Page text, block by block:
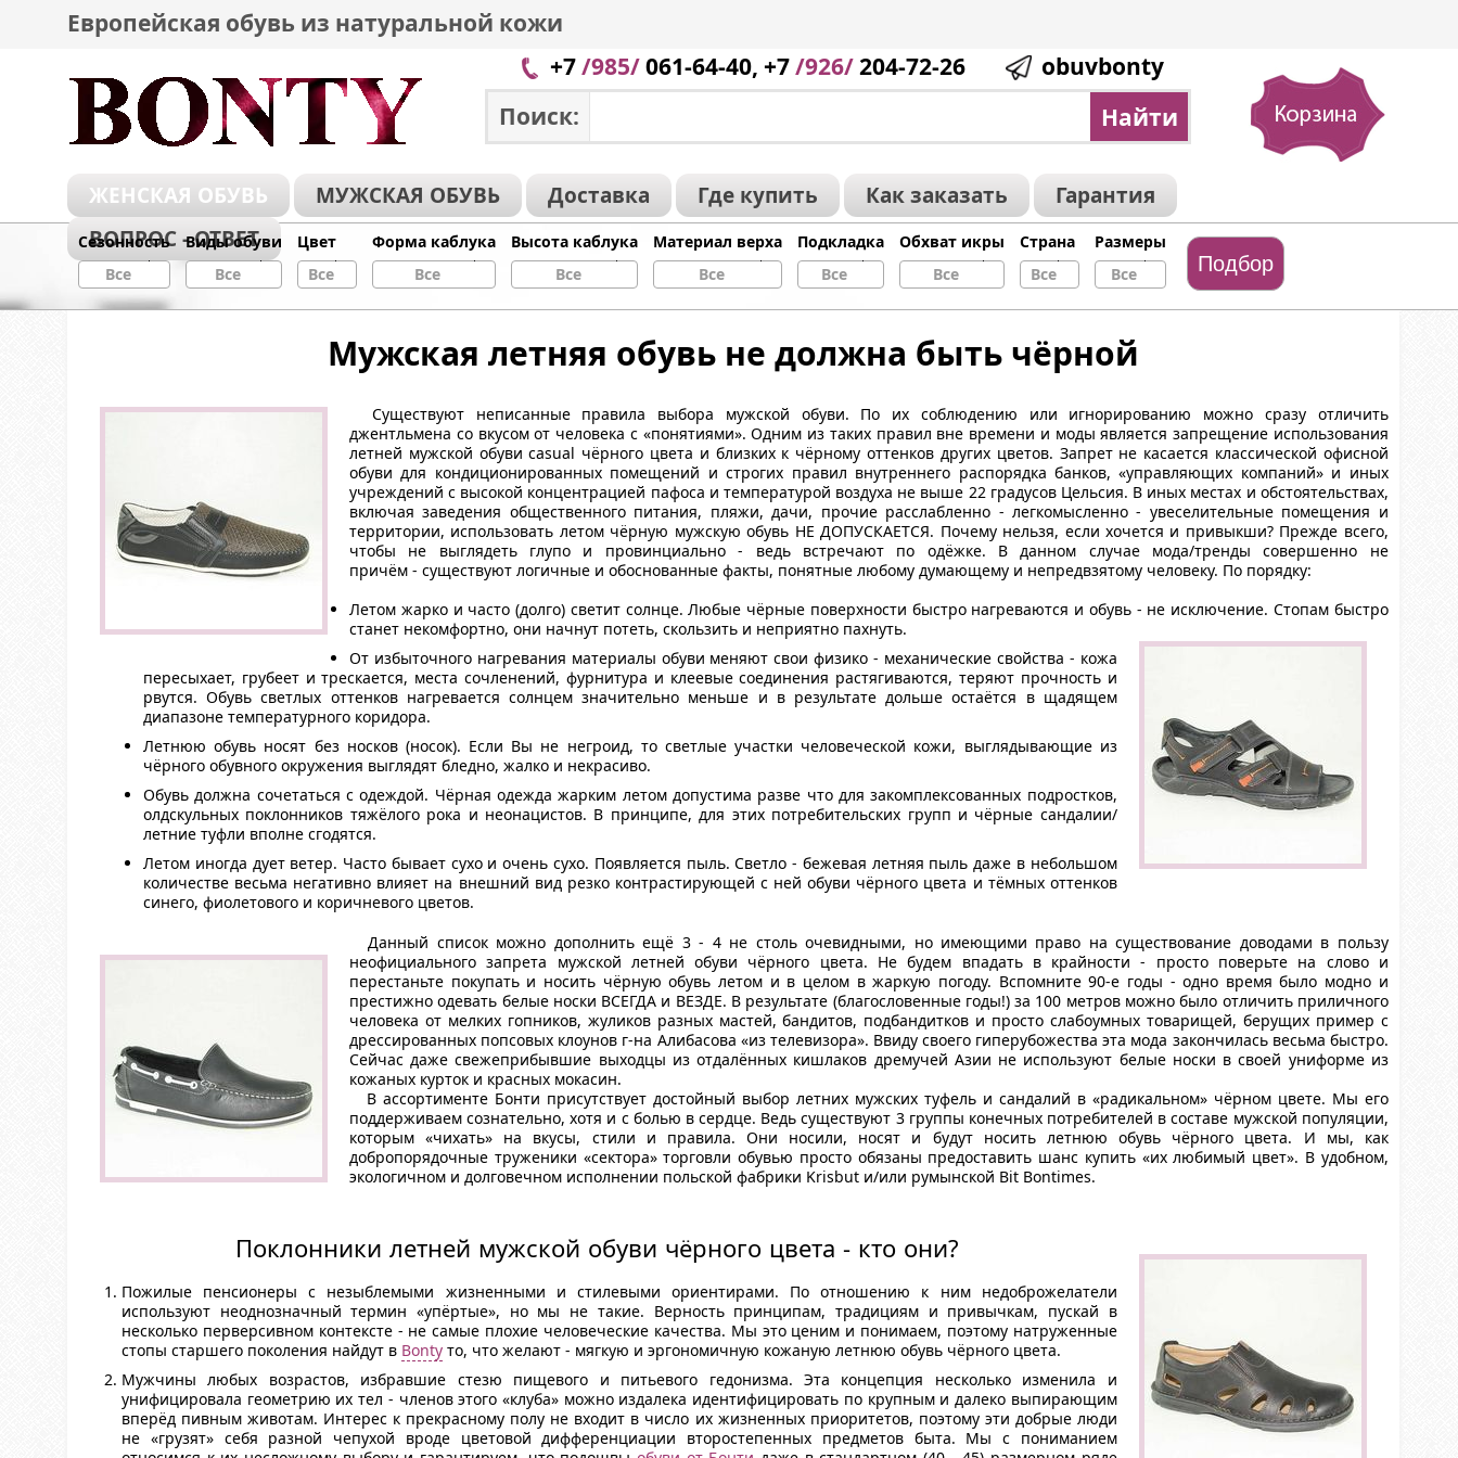
Европейская обувь из натуральной кожи
+7/985/061-64-40, +7/926/204-72-26
obuvbonty
Поиск:
ЖЕНСКАЯ ОБУВЬ МУЖСКАЯ ОБУВЬ Доставка Где купить Как заказать
Гарантия
ВОПРОС - ОТВЕТ
Сезонность
Все
Виды обуви
Все
Цвет
Все
Форма каблука
Все
Высота каблука
Все
Материал верха
Все
Подкладка
Все
Обхват икры
Все
Страна
Все
Размеры
Все
Мужская летняя обувь не должна быть чёрной
Существуют неписанные правила выбора мужской обуви. По их соблюдению или игнорированию можно сразу отличить
джентльмена со вкусом от человека с «понятиями». Одним из таких правил вне времени и моды является запрещение использования
летней мужской обуви casual чёрного цвета и близких к чёрному оттенков других цветов. Запрет не касается классической офисной
обуви для кондиционированных помещений и строгих правил внутреннего распорядка банков, «управляющих компаний» и иных
учреждений с высокой концентрацией пафоса и температурой воздуха не выше 22 градусов Цельсия. В иных местах и обстоятельствах,
включая заведения общественного питания, пляжи, дачи, прочие расслабленно - легкомысленно - увеселительные помещения и
территории, использовать летом чёрную мужскую обувь НЕ ДОПУСКАЕТСЯ. Почему нельзя, если хочется и привыкши? Прежде всего,
чтобы не выглядеть глупо и провинциально - ведь встречают по одёжке. В данном случае мода/тренды совершенно не
причём - существуют логичные и обоснованные факты, понятные любому думающему и непредвзятому человеку. По порядку:
Летом жарко и часто (долго) светит солнце. Любые чёрные поверхности быстро нагреваются и обувь - не исключение. Стопам быстро
станет некомфортно, они начнут потеть, скользить и неприятно пахнуть.
От избыточного нагревания материалы обуви меняют свои физико - механические свойства - кожа
пересыхает, грубеет и трескается, места сочленений, фурнитура и клеевые соединения растягиваются, теряют прочность и
рвутся. Обувь светлых оттенков нагревается солнцем значительно меньше и в результате дольше остаётся в щадящем
диапазоне температурного коридора.
Летнюю обувь носят без носков (носок). Если Вы не негроид, то светлые участки человеческой кожи, выглядывающие из
чёрного обувного окружения выглядят бледно, жалко и некрасиво.
Обувь должна сочетаться с одеждой. Чёрная одежда жарким летом допустима разве что для закомплексованных подростков,
олдскульных поклонников тяжёлого рока и неонацистов. В принципе, для этих потребительских групп и чёрные сандалии/
летние туфли вполне сгодятся.
Летом иногда дует ветер. Часто бывает сухо и очень сухо. Появляется пыль. Светло - бежевая летняя пыль даже в небольшом
количестве весьма негативно влияет на внешний вид резко контрастирующей с ней обуви чёрного цвета и тёмных оттенков
синего, фиолетового и коричневого цветов.
Данный список можно дополнить ещё 3 - 4 не столь очевидными, но имеющими право на существование доводами в пользу
неофициального запрета мужской летней обуви чёрного цвета. Не будем впадать в крайности - просто поверьте на слово и
перестаньте покупать и носить чёрную обувь летом и в целом в жаркую погоду. Вспомните 90-е годы - одно время было модно и
престижно одевать белые носки ВСЕГДА и ВЕЗДЕ. В результате (благословенные годы!) за 100 метров можно было отличить приличного
человека от мелких гопников, жуликов разных мастей, бандитов, подбандитков и просто слабоумных товарищей, берущих пример с
дрессированных попсовых клоунов г-на Алибасова «из телевизора». Ввиду своего гиперубожества эта мода закончилась весьма быстро.
Сейчас даже свежеприбывшие выходцы из отдалённых кишлаков дремучей Азии не используют белые носки в своей униформе из
кожаных курток и красных мокасин.
В ассортименте Бонти присутствует достойный выбор летних мужских туфель и сандалий в «радикальном» чёрном цвете. Мы его
поддерживаем сознательно, хотя и с болью в сердце. Ведь существуют 3 группы конечных потребителей в составе мужской популяции,
которым «чихать» на вкусы, стили и правила. Они носили, носят и будут носить летнюю обувь чёрного цвета. И мы, как
добропорядочные труженики «сектора» торговли обувью просто обязаны предоставить шанс купить «их любимый цвет». В удобном,
экологичном и долговечном исполнении польской фабрики Krisbut и/или румынской Bit Bontimes.
Поклонники летней мужской обуви чёрного цвета - кто они?
Пожилые пенсионеры с незыблемыми жизненными и стилевыми ориентирами. По отношению к ним недоброжелатели
используют неоднозначный термин «упёртые», но мы не такие. Верность принципам, традициям и привычкам, пускай в
несколько перверсивном контексте - не самые плохие человеческие качества. Мы это ценим и понимаем, поэтому натруженные
стопы старшего поколения найдут в Bonty то, что желают - мягкую и эргономичную кожаную летнюю обувь чёрного цвета.
Мужчины любых возрастов, избравшие стезю пищевого и питьевого гедонизма. Эта концепция несколько изменила и
унифицировала геометрию их тел - членов этого «клуба» можно издалека идентифицировать по крупным и далеко выпирающим
вперёд пивным животам. Интерес к прекрасному полу не входит в число их жизненных приоритетов, поэтому эти добрые люди
не «грузят» себя разной чепухой вроде цветовой дифференциации второстепенных предметов быта. Мы с пониманием